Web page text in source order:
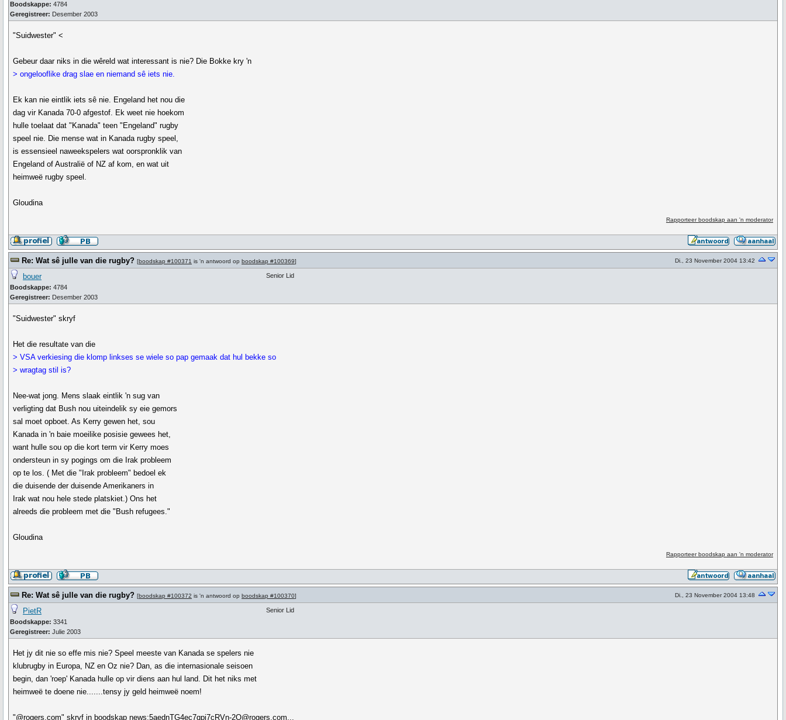
Boodskappe: 4784
Geregistreer: Desember 2003
"Suidwester" <
Gebeur daar niks in die wêreld wat interessant is nie? Die Bokke kry 'n
> ongelooflike drag slae en niemand sê iets nie.
Ek kan nie eintlik iets sê nie. Engeland het nou die
dag vir Kanada 70-0 afgestof. Ek weet nie hoekom
hulle toelaat dat "Kanada" teen "Engeland" rugby
speel nie. Die mense wat in Kanada rugby speel,
is essensieel naweekspelers wat oorspronklik van
Engeland of Australië of NZ af kom, en wat uit
heimweë rugby speel.
Gloudina
Rapporteer boodskap aan 'n moderator
Re: Wat sê julle van die rugby? [boodskap #100371 is 'n antwoord op boodskap #100369] Di., 23 November 2004 13:42
bouer
Boodskappe: 4784
Geregistreer: Desember 2003
Senior Lid
"Suidwester" skryf
Het die resultate van die
> VSA verkiesing die klomp linkses se wiele so pap gemaak dat hul bekke so
> wragtag stil is?
Nee-wat jong. Mens slaak eintlik 'n sug van
verligting dat Bush nou uiteindelik sy eie gemors
sal moet opboet. As Kerry gewen het, sou
Kanada in 'n baie moeilike posisie gewees het,
want hulle sou op die kort term vir Kerry moes
ondersteun in sy pogings om die Irak probleem
op te los. ( Met die "Irak probleem" bedoel ek
die duisende der duisende Amerikaners in
Irak wat nou hele stede platskiet.) Ons het
alreeds die probleem met die "Bush refugees."
Gloudina
Rapporteer boodskap aan 'n moderator
Re: Wat sê julle van die rugby? [boodskap #100372 is 'n antwoord op boodskap #100370] Di., 23 November 2004 13:48
PietR
Boodskappe: 3341
Geregistreer: Julie 2003
Senior Lid
Het jy dit nie so effe mis nie? Speel meeste van Kanada se spelers nie
klubrugby in Europa, NZ en Oz nie? Dan, as die internasionale seisoen
begin, dan 'roep' Kanada hulle op vir diens aan hul land. Dit het niks met
heimweë te doene nie.......tensy jy geld heimweë noem!
"@rogers.com" skryf in boodskap news:5aednTG4ec7qpj7cRVn-2Q@rogers.com...